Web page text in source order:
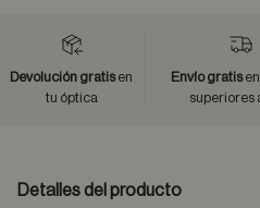
Devolución gratisen
tu óptica
Envío gratis
superiores
Detalles del producto